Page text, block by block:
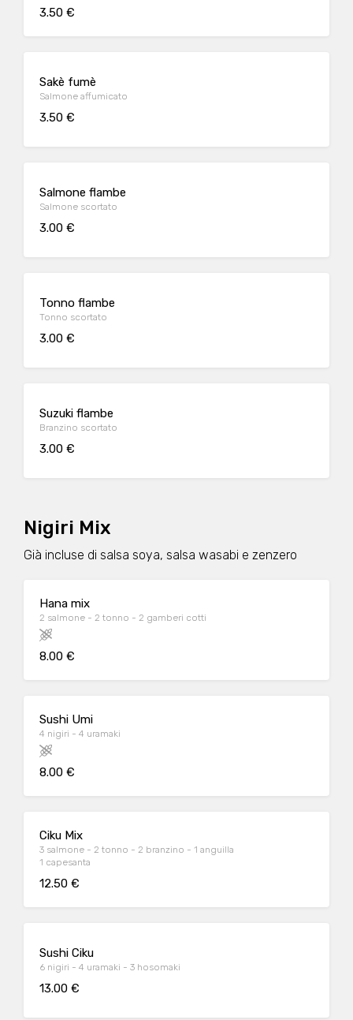
3.50 €
Sakè fumè
Salmone affumicato
3.50 €
Salmone flambe
Salmone scortato
3.00 €
Tonno flambe
Tonno scortato
3.00 €
Suzuki flambe
Branzino scortato
3.00 €
Nigiri Mix
Già incluse di salsa soya, salsa wasabi e zenzero
Hana mix
2 salmone - 2 tonno - 2 gamberi cotti
8.00 €
Sushi Umi
4 nigiri - 4 uramaki
8.00 €
Ciku Mix
3 salmone - 2 tonno - 2 branzino - 1 anguilla
1 capesanta
12.50 €
Sushi Ciku
6 nigiri - 4 uramaki - 3 hosomaki
13.00 €